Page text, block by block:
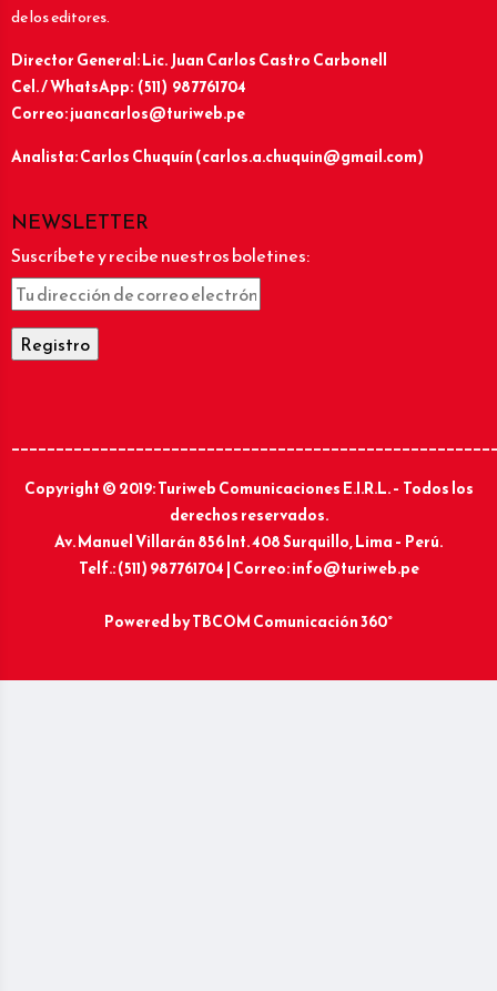
de los editores.
Director General: Lic.Juan Carlos Castro Carbonell
Cel. / WhatsApp: (511) 987761704
Correo: juancarlos@turiweb.pe
Analista: Carlos Chuquín (carlos.a.chuquin@gmail.com)
NEWSLETTER
Suscríbete y recibe nuestros boletines:
Copyright © 2019: Turiweb Comunicaciones E.I.R.L. – Todos los
derechos reservados.
Av. Manuel Villarán 856 Int. 408 Surquillo, Lima – Perú.
Telf.: (511) 987761704 | Correo: info@turiweb.pe
Powered byTBCOM Comunicación 360°